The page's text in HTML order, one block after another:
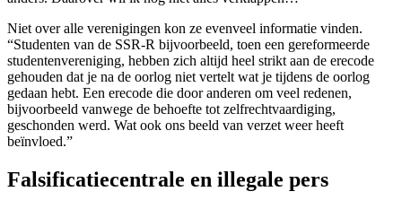
Niet over alle verenigingen kon ze evenveel informatie vinden.
“Studenten van de SSR-R bijvoorbeeld, toen een gereformeerde
studentenvereniging, hebben zich altijd heel strikt aan de erecode
gehouden dat je na de oorlog niet vertelt wat je tijdens de oorlog
gedaan hebt. Een erecode die door anderen om veel redenen,
bijvoorbeeld vanwege de behoefte tot zelfrechtvaardiging,
geschonden werd. Wat ook ons beeld van verzet weer heeft
beïnvloed.”
Falsificatiecentrale en illegale pers